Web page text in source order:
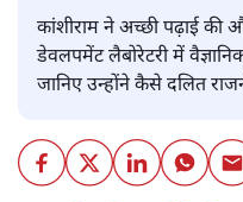
कांशीराम ने अच्छी पढ़ाई की
डेवलपमेंट लैबोरेटरी में
जानिए उन्होंने कैसे दलित